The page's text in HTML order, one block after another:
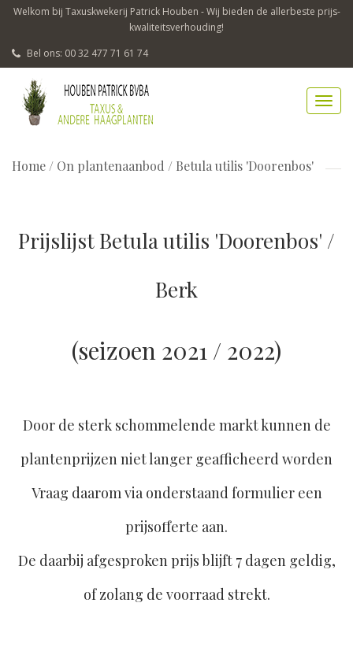
Welkom bij Taxuskwekerij Patrick Houben - Wij bieden de allerbeste prijs-
kwaliteitsverhouding!
Bel ons: 00 32 477 71 61 74
Home / On plantenaanbod / Betula utilis 'Doorenbos'
Prijslijst Betula utilis 'Doorenbos' /
Berk
(seizoen 2021 / 2022)
Door de sterk schommelende markt kunnen de
plantenprijzen niet langer geafficheerd worden
Vraag daarom via onderstaand formulier een
prijsofferte aan.
De daarbij afgesproken prijs blijft 7 dagen geldig,
of zolang de voorraad strekt.